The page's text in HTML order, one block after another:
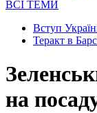
ВСІ ТЕМИ
Вступ
Теракт в
на